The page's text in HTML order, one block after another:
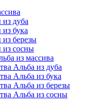
дуба
бука
березы
из сосны
из массива
Альба из дуба
Альба из бука
Альба из березы
Альба из сосны